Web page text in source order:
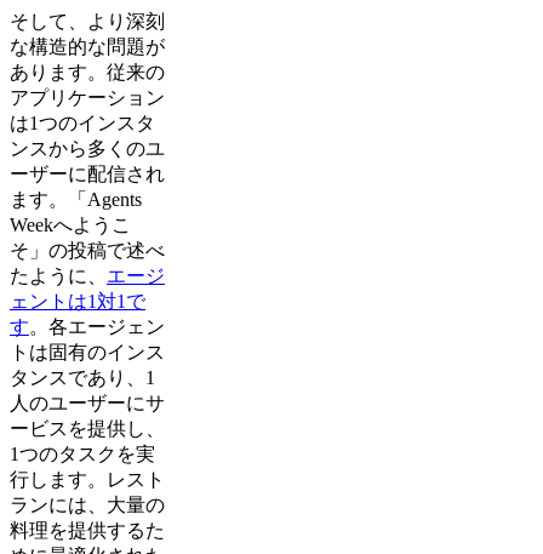
そして、より深刻
な構造的な問題が
あります。従来の
アプリケーション
は1つのインスタ
ンスから多くのユ
ーザーに配信され
ます。「Agents
Weekへようこ
そ」の投稿で述べ
たように、 エージ
ェントは1対1で
す。各エージェン
トは固有のインス
タンスであり、1
人のユーザーにサ
ービスを提供し、
1つのタスクを実
行します。レスト
ランには、大量の
料理を提供するた